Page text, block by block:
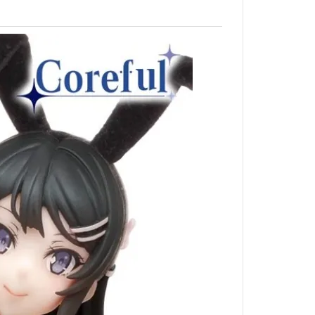
狂賭之淵
黃金神威
槍彈辯駁
家庭教師
無職轉生
刀劍神域
蠟筆小新
海綿寶寶
搖曳露營
排球少年
灌籃高手
一拳超人